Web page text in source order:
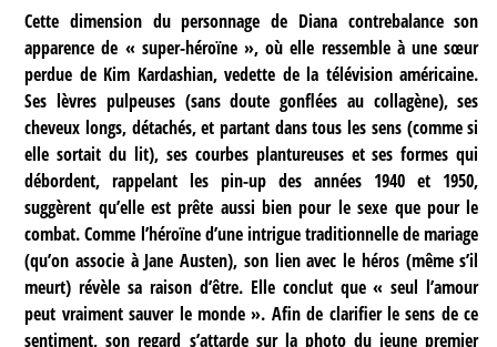
Cette dimension du personnage de Diana contrebalance son
apparence de « super-héroïne », où elle ressemble à une sœur
perdue de Kim Kardashian, vedette de la télévision américaine.
Ses lèvres pulpeuses (sans doute gonflées au collagène), ses
cheveux longs, détachés, et partant dans tous les sens (comme si
elle sortait du lit), ses courbes plantureuses et ses formes qui
débordent, rappelant les pin-up des années 1940 et 1950,
suggèrent qu’elle est prête aussi bien pour le sexe que pour le
combat. Comme l’héroïne d’une intrigue traditionnelle de mariage
(qu’on associe à Jane Austen), son lien avec le héros (même s’il
meurt) révèle sa raison d’être. Elle conclut que « seul l’amour
peut vraiment sauver le monde ». Afin de clarifier le sens de ce
sentiment, son regard s’attarde sur la photo du jeune premier